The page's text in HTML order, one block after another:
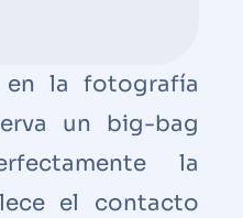
la fotografía
un big-bag
la
el contacto